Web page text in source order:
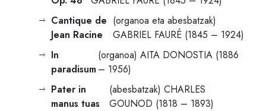
Cantique de
Jean Racine
(organoa eta abesbatzak)
GABRIEL FAURÉ (1845 – 1924)
In
paradisum
(organoa) AITA DONOSTIA (1886
– 1956)
Pater in
manus tuas
(abesbatzak) CHARLES
GOUNOD (1818 – 1893)